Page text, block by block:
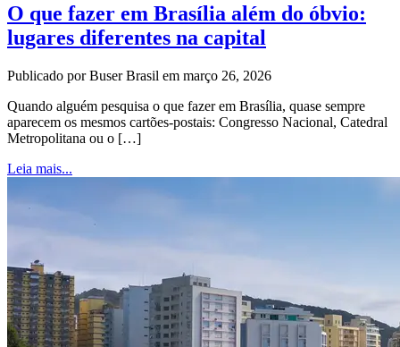
O que fazer em Brasília além do óbvio:
lugares diferentes na capital
Publicado por Buser Brasil em março 26, 2026
Quando alguém pesquisa o que fazer em Brasília, quase sempre
aparecem os mesmos cartões-postais: Congresso Nacional, Catedral
Metropolitana ou o […]
Leia mais...